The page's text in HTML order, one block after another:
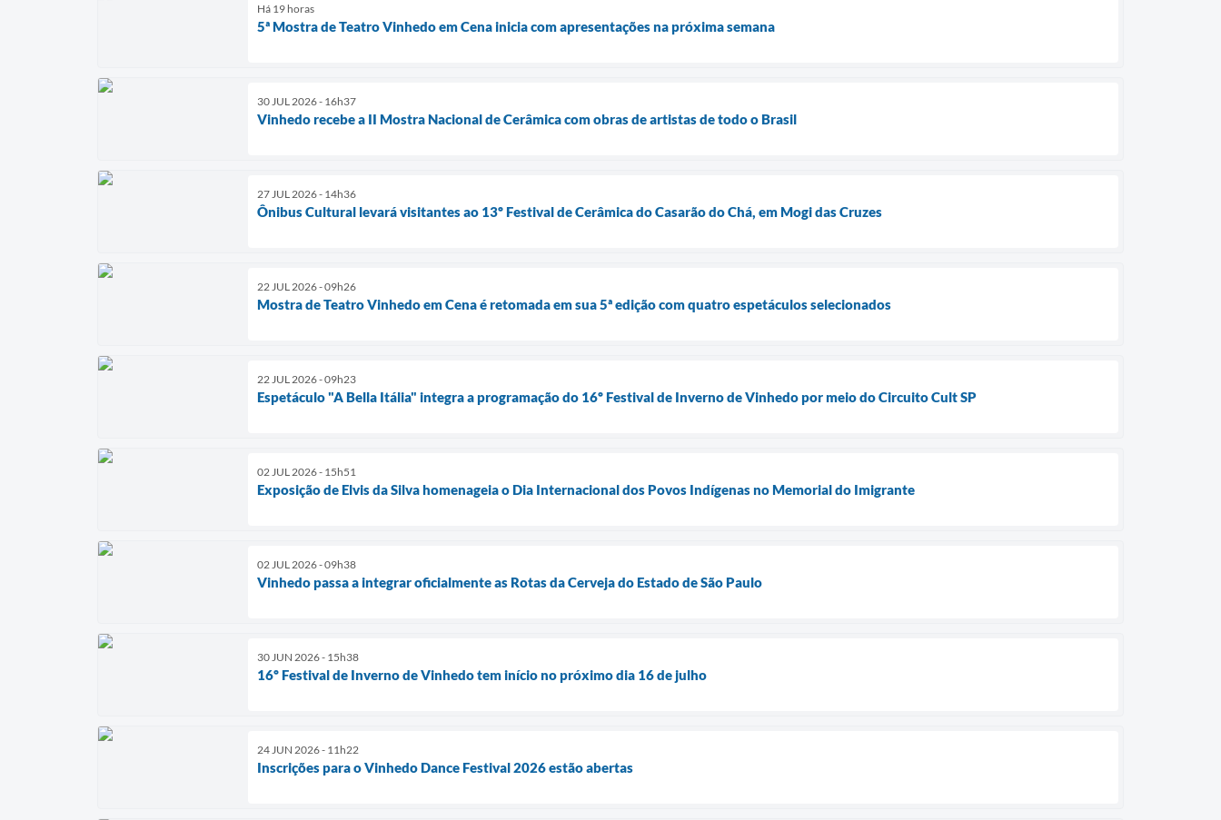
Há 19 horas
5ª Mostra de Teatro Vinhedo em Cena inicia com apresentações na próxima semana
30 JUL 2026 - 16h37
Vinhedo recebe a II Mostra Nacional de Cerâmica com obras de artistas de todo o Brasil
27 JUL 2026 - 14h36
Ônibus Cultural levará visitantes ao 13º Festival de Cerâmica do Casarão do Chá, em Mogi das Cruzes
22 JUL 2026 - 09h26
Mostra de Teatro Vinhedo em Cena é retomada em sua 5ª edição com quatro espetáculos selecionados
22 JUL 2026 - 09h23
Espetáculo "A Bella Itália" integra a programação do 16º Festival de Inverno de Vinhedo por meio do Circuito Cult SP
02 JUL 2026 - 15h51
Exposição de Elvis da Silva homenageia o Dia Internacional dos Povos Indígenas no Memorial do Imigrante
02 JUL 2026 - 09h38
Vinhedo passa a integrar oficialmente as Rotas da Cerveja do Estado de São Paulo
30 JUN 2026 - 15h38
16º Festival de Inverno de Vinhedo tem início no próximo dia 16 de julho
24 JUN 2026 - 11h22
Inscrições para o Vinhedo Dance Festival 2026 estão abertas